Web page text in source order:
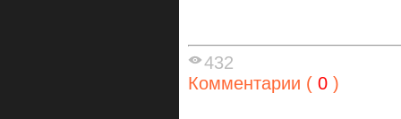
432
Комментарии ( 0 )